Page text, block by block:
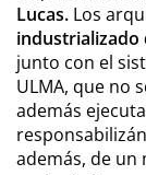
Lucas. Los
industrializado
junto con el
ULMA, que no
además
además, de un